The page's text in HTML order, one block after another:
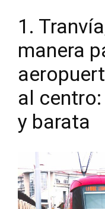
1.
manera
al
y barata